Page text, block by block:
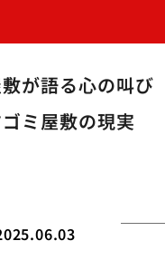
が語る心の叫び
ミ屋敷の現実